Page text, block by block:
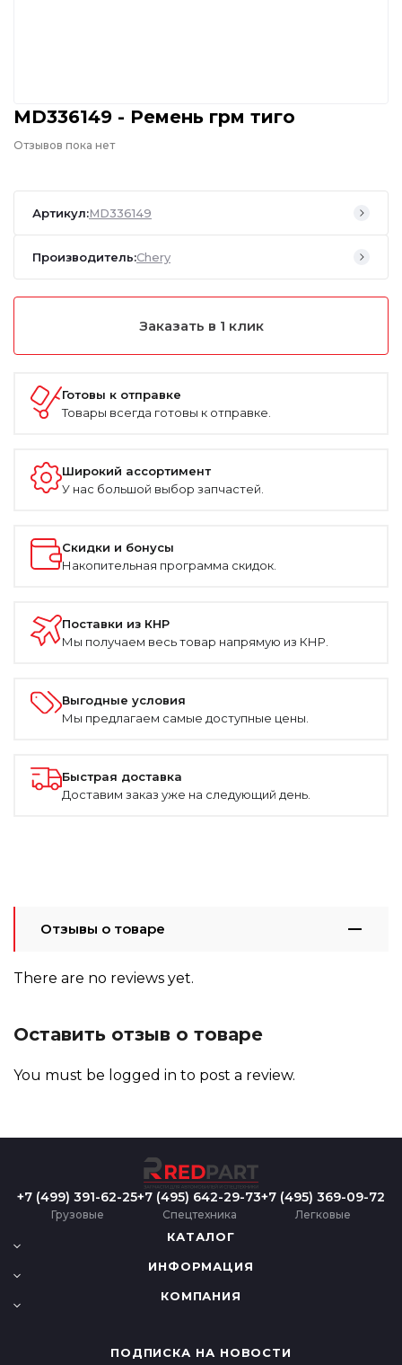
MD336149 - Ремень грм тиго
Отзывов пока нет
Артикул:MD336149
Производитель:Chery
Заказать в 1 клик
Готовы к отправке
Товары всегда готовы к отправке.
Широкий ассортимент
У нас большой выбор запчастей.
Скидки и бонусы
Накопительная программа скидок.
Поставки из КНР
Мы получаем весь товар напрямую из КНР.
Выгодные условия
Мы предлагаем самые доступные цены.
Быстрая доставка
Доставим заказ уже на следующий день.
Отзывы о товаре
There are no reviews yet.
Оставить отзыв о товаре
You must be logged in to post a review.
+7 (499) 391-62-25
Грузовые
+7 (495) 642-29-73
Спецтехника
+7 (495) 369-09-72
Легковые
КАТАЛОГ
ИНФОРМАЦИЯ
КОМПАНИЯ
ПОДПИСКА НА НОВОСТИ